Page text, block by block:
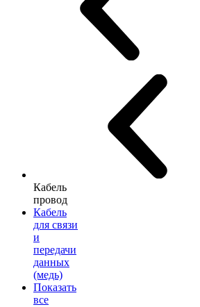
Кабель
провод
Кабель
для связи
и
передачи
данных
(медь)
Показать
все